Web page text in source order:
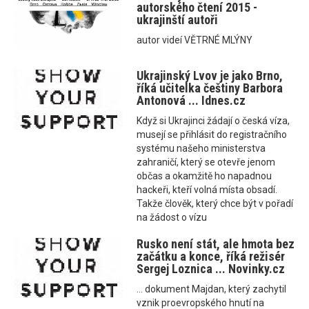
autorského čtení 2015 -
ukrajinští autoři
autor videí VĚTRNÉ MLÝNY
Ukrajinský Lvov je jako Brno,
říká učitelka češtiny Barbora
Antonová ... Idnes.cz
Když si Ukrajinci žádají o česká víza,
musejí se přihlásit do registračního
systému našeho ministerstva
zahraničí, který se otevře jenom
občas a okamžitě ho napadnou
hackeři, kteří volná místa obsadí.
Takže člověk, který chce být v pořadí
na žádost o vízu
Rusko není stát, ale hmota bez
začátku a konce, říká režisér
Sergej Loznica ... Novinky.cz
... dokument Majdan, který zachytil
vznik proevropského hnutí na